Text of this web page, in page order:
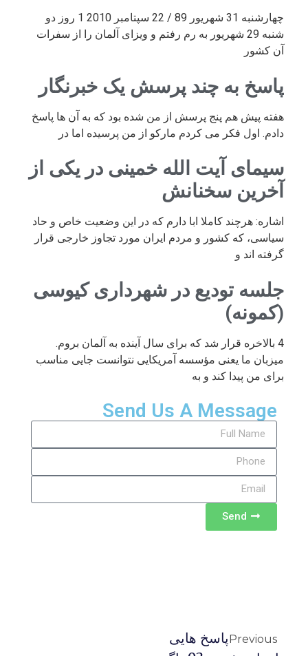
چهارشنبه 31 شهریور 89 / 22 سپتامبر 2010 1 روز دو
شنبه 29 شهریور به رم رفتم و ویزای آلمان را از سفرات
آن کشور
پاسخ به چند پرسش یک خبرنگار
هفته پیش هم پنج پرسش از من شده بود که به آن ها پاسخ
دادم. اول فکر می کردم مارکو از من پرسیده اما در
سیمای آیت الله خمینی در یکی از
آخرین سخنانش
اشاره: هرچند کاملا ابا دارم که در این وضعیت خاص و حاد
سیاسی، که کشور و مردم ایران مورد تجاوز خارجی قرار
گرفته اند و
جلسه تودیع در شهرداری کیوسی
(کمونه)
4 بالاخره قرار شد که برای سال آینده به آلمان بروم.
میزبان ما یعنی مؤسسه آمریکایی نتوانست جایی مناسب
برای من پیدا کند و به
Send Us A Message
Send
Previousپاسخ هایی